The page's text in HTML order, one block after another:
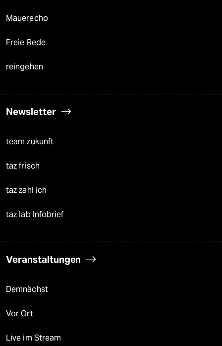
Mauerecho
Freie Rede
reingehen
Newsletter
team zukunft
taz frisch
taz zahl ich
taz lab Infobrief
Veranstaltungen
Demnächst
Vor Ort
Live im Stream